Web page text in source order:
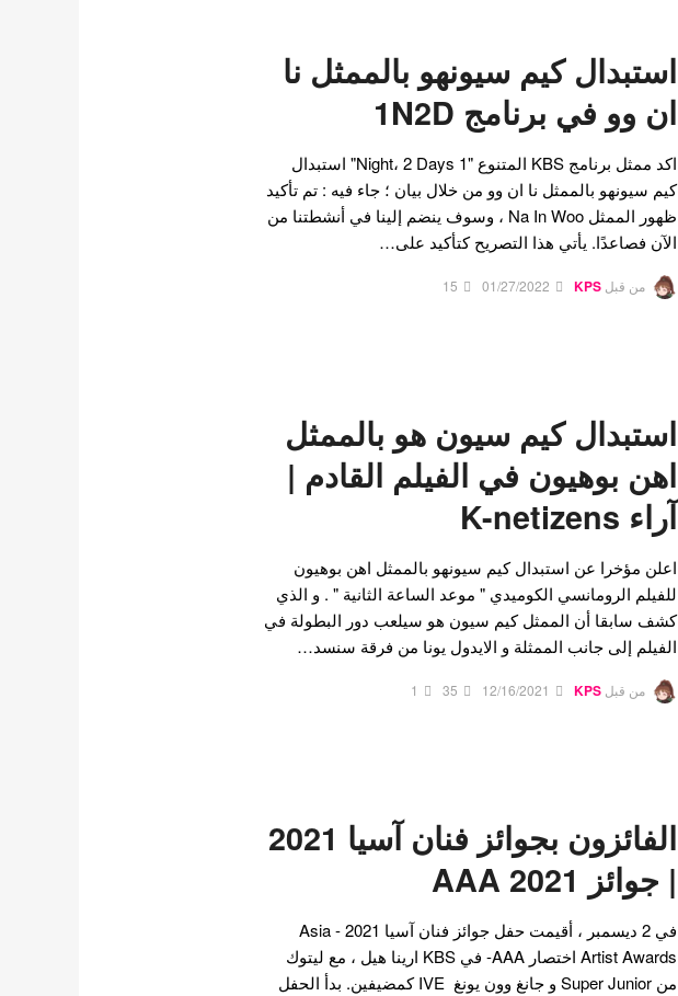
استبدال كيم سيونهو بالممثل نا
ان وو في برنامج 1N2D
اكد ممثل برنامج KBS المتنوع "1 Night، 2 Days" استبدال
كيم سيونهو بالممثل نا ان وو من خلال بيان ؛ جاء فيه : تم تأكيد
ظهور الممثل Na In Woo ، وسوف ينضم إلينا في أنشطتنا من
الآن فصاعدًا. يأتي هذا التصريح كتأكيد على…
من قبل KPS
01/27/2022
15
استبدال كيم سيون هو بالممثل
اهن بوهيون في الفيلم القادم |
آراء K-netizens
اعلن مؤخرا عن استبدال كيم سيونهو بالممثل اهن بوهيون
للفيلم الرومانسي الكوميدي " موعد الساعة الثانية " . و الذي
كشف سابقا أن الممثل كيم سيون هو سيلعب دور البطولة في
الفيلم إلى جانب الممثلة و الايدول يونا من فرقة سنسد…
من قبل KPS
12/16/2021
35
1
الفائزون بجوائز فنان آسيا 2021
| جوائز AAA 2021
في 2 ديسمبر ، أقيمت حفل جوائز فنان آسيا 2021 - Asia
Artist Awards اختصار AAA- في KBS ارينا هيل ، مع ليتوك
من Super Junior و جانغ وون يونغ IVE كمضيفين. بدأ الحفل